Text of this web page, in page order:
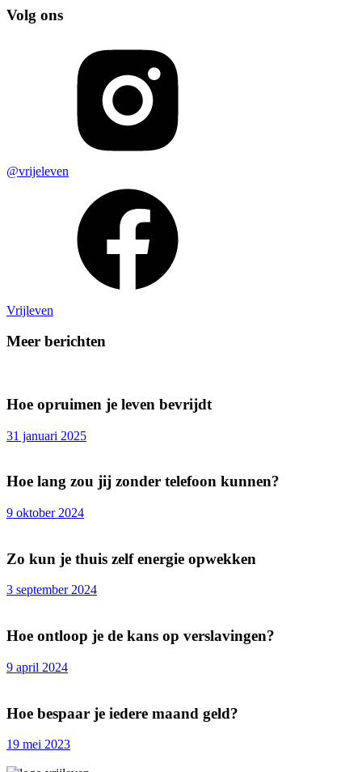
Volg ons
@vrijeleven
Vrijleven
Meer berichten
Hoe opruimen je leven bevrijdt
31 januari 2025
Hoe lang zou jij zonder telefoon kunnen?
9 oktober 2024
Zo kun je thuis zelf energie opwekken
3 september 2024
Hoe ontloop je de kans op verslavingen?
9 april 2024
Hoe bespaar je iedere maand geld?
19 mei 2023